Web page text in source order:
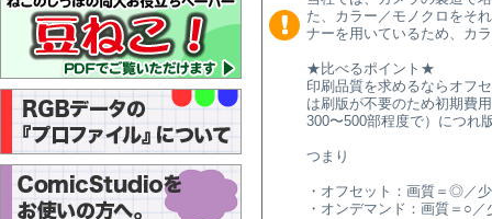
た、カラー／モノクロをそ
ナーを用いているため、カ
★比べるポイント★
印刷品質を求めるならオフ
は刷版が不要のため初期費
300〜500部程度で）につれ
つまり
・オフセット：画質＝◎／
・オンデマンド：画質＝○